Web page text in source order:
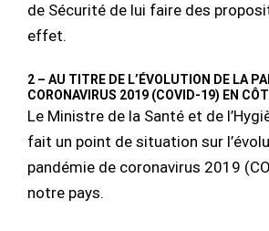
de Sécurité de lui faire des
effet.
2 – AU TITRE DE L’ÉVOLUTION DE LA
CORONAVIRUS 2019 (COVID-19) EN
Le Ministre de la Santé et de
fait un point de situation sur
pandémie de coronavirus 2019
notre pays.